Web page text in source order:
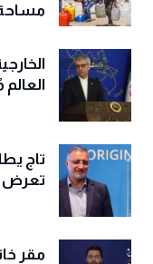
العالم
تاج
تعرض
مقر